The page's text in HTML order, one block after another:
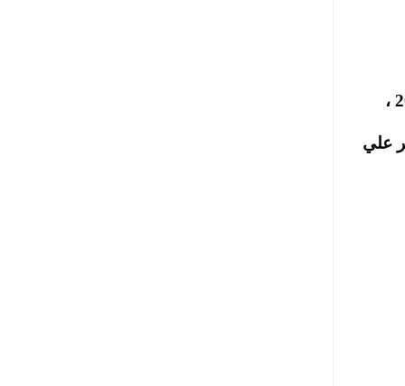
انسحب الامير علي بن الحسين من جولة الاعادة امام السويسري جوزيف بلاتر في انتخابات رئاسة الفيفا 2015 ،
133 صوتا مقابل 73 صوتا للأمير علي